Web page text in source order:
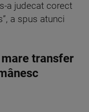
a judecat corect
a spus atunci
transfer